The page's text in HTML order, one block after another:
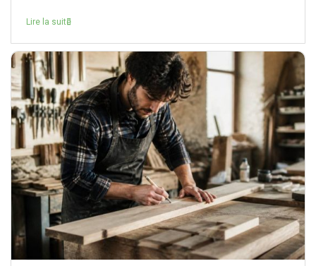
Lire la suite